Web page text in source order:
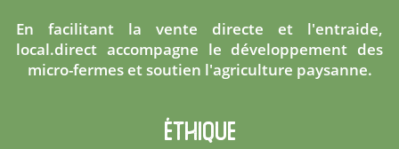
En facilitant la vente directe et l'entraide,
local.direct accompagne le développement des
micro-fermeset soutien l'agriculture paysanne.
éthique